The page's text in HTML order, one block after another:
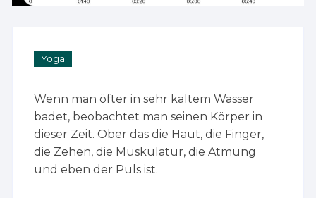
Yoga
Wenn man öfter in sehr kaltem Wasser
badet, beobachtet man seinen Körper in
dieser Zeit. Ober das die Haut, die Finger,
die Zehen, die Muskulatur, die Atmung
und eben der Puls ist.